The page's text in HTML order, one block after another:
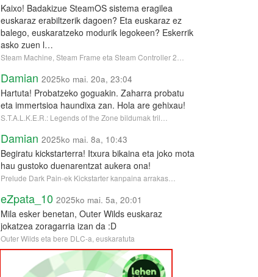
Kaixo! Badakizue SteamOS sistema eragilea
euskaraz erabiltzerik dagoen? Eta euskaraz ez
balego, euskaratzeko modurik legokeen? Eskerrik
asko zuen l…
Steam Machine, Steam Frame eta Steam Controller 2…
Damian 2025ko mai. 20a, 23:04
Hartuta! Probatzeko goguakin. Zaharra probatu
eta immertsioa haundixa zan. Hola are gehixau!
S.T.A.L.K.E.R.: Legends of the Zone bildumak tril…
Damian 2025ko mai. 8a, 10:43
Begiratu kickstarterra! Itxura bikaina eta joko mota
hau gustoko duenarentzat aukera ona!
Prelude Dark Pain-ek Kickstarter kanpaina arrakas…
eZpata_10 2025ko mai. 5a, 20:01
Mila esker benetan, Outer Wilds euskaraz
jokatzea zoragarria izan da :D
Outer Wilds eta bere DLC-a, euskaratuta